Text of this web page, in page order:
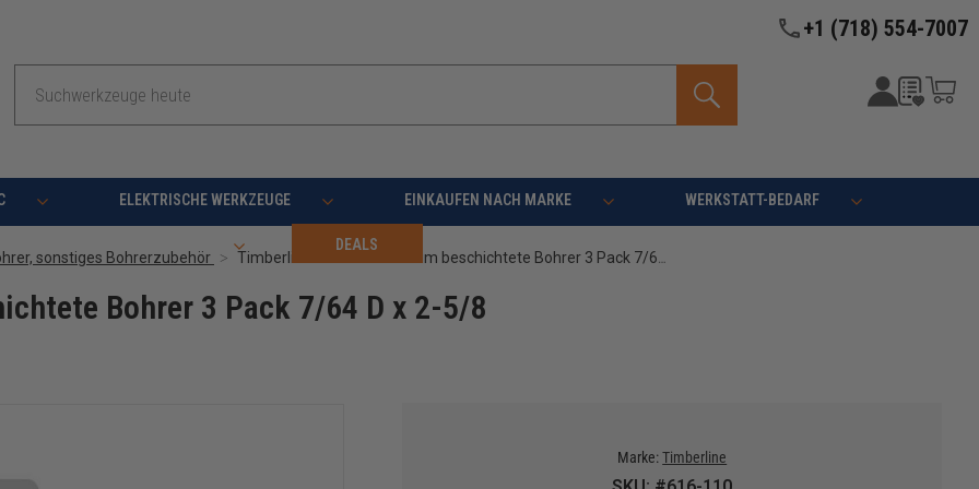
+1 (718) 554-7007
ELEKTRISCHE WERKZEUGE EINKAUFEN NACH MARKE WERKSTATT-BEDARF
DEALS
sonstiges Bohrerzubehör Timberline 616-110 Titanium beschichtete Bohrer 3 Pack 7/64 D x 2-5/8 Zoll lang
Bohrer 3 Pack 7/64 D x 2-5/8
Marke: Timberline